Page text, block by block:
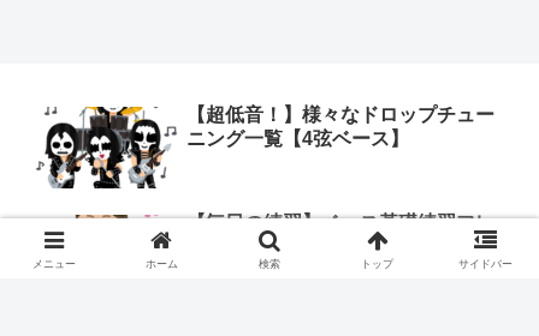
【超低音！】様々なドロップチュー
ニング一覧【4弦ベース】
【毎日の練習】ベース基礎練習フレ
メニュー ホーム 検索 トップ サイドバー